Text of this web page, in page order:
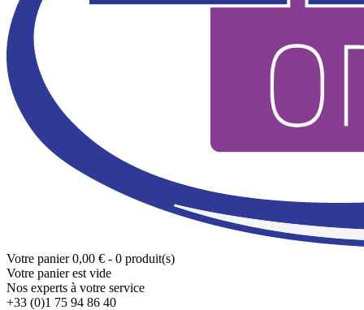
Votre panier 0,00 € - 0 produit(s)
Votre panier est vide
Nos experts à votre service
+33 (0)1 75 94 86 40